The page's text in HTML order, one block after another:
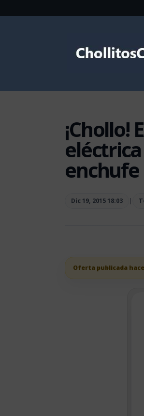
¡Chollo!
eléctrica
enchufe
Dic 19, 2015 18:03 |
Oferta publicada